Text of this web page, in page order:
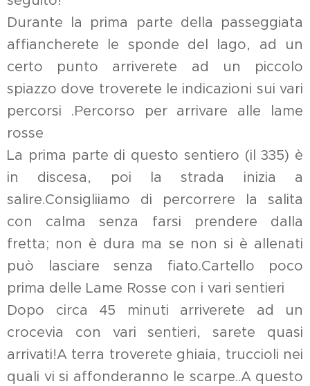
Durante la prima parte della passeggiata
affiancherete le sponde del lago, ad un
certo punto arriverete ad un piccolo
spiazzo dove troverete le indicazioni sui vari
percorsi .Percorso per arrivare alle lame
rosse
La prima parte di questo sentiero (il 335) è
in discesa, poi la strada inizia a
salire.Consigliiamo di percorrere la salita
con calma senza farsi prendere dalla
fretta; non è dura ma se non si è allenati
può lasciare senza fiato.Cartello poco
prima delle Lame Rosse con i vari sentieri
Dopo circa 45 minuti arriverete ad un
crocevia con vari sentieri, sarete quasi
arrivati!A terra troverete ghiaia, truccioli nei
quali vi si affonderanno le scarpe..A questo